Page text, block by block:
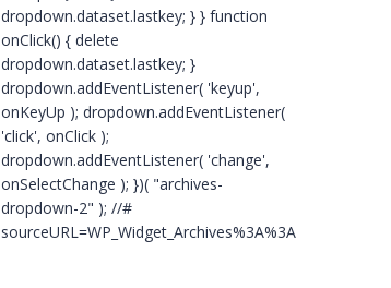
dropdown.dataset.lastkey; } } function
onClick() { delete
dropdown.dataset.lastkey; }
dropdown.addEventListener( 'keyup',
onKeyUp ); dropdown.addEventListener(
'click', onClick );
dropdown.addEventListener( 'change',
onSelectChange ); })( "archives-
dropdown-2" ); //#
sourceURL=WP_Widget_Archives%3A%3Awidget